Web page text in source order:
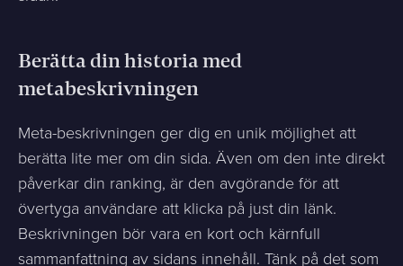
Berätta din historia med
metabeskrivningen
Meta-beskrivningen ger dig en unik möjlighet att
berätta lite mer om din sida. Även om den inte direkt
påverkar din ranking, är den avgörande för att
övertyga användare att klicka på just din länk.
Beskrivningen bör vara en kort och kärnfull
sammanfattning av sidans innehåll. Tänk på det som